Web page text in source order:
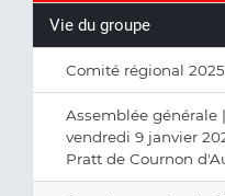
Vie du groupe
Comité régional
Assemblée générale
vendredi 9 janvier
Pratt de Cournon